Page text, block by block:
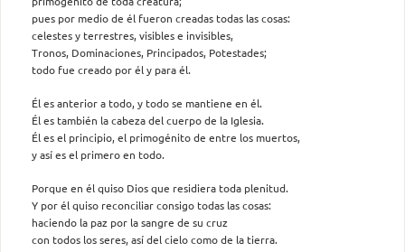
pues por medio de él fueron creadas todas las cosas:
celestes y terrestres, visibles e invisibles,
Tronos, Dominaciones, Principados, Potestades;
todo fue creado por él y para él.
Él es anterior a todo, y todo se mantiene en él.
Él es también la cabeza del cuerpo de la Iglesia.
Él es el principio, el primogénito de entre los muertos,
y así es el primero en todo.
Porque en él quiso Dios que residiera toda plenitud.
Y por él quiso reconciliar consigo todas las cosas:
haciendo la paz por la sangre de su cruz
con todos los seres, así del cielo como de la tierra.